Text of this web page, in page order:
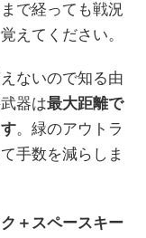
で経っても戦況
えてください。
ないので知る由
器は最大距離で
。緑のアウトラ
手数を減らしま
＋スペースキー